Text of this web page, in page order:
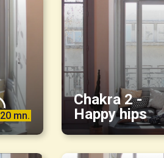
20 mn.
Chakra 2 -
Happy hips